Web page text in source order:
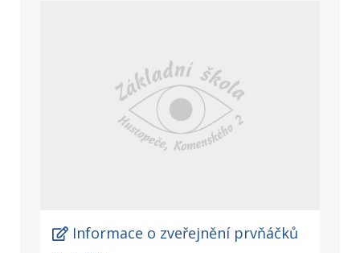
Informace o zveřejnění prvňáčků